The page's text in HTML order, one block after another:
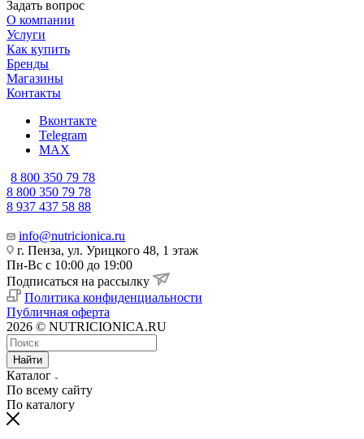
Задать вопрос
О компании
Услуги
Как купить
Бренды
Магазины
Контакты
Вконтакте
Telegram
MAX
8 800 350 79 78
8 800 350 79 78
8 937 437 58 88
info@nutricionica.ru
г. Пенза, ул. Урицкого 48, 1 этаж
Пн-Вс с 10:00 до 19:00
Подписаться на рассылку
Политика конфиденциальности
Публичная оферта
2026 © NUTRICIONICA.RU
Найти
Каталог
По всему сайту
По каталогу